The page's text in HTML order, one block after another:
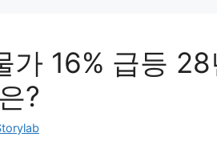
가 16% 급등
?